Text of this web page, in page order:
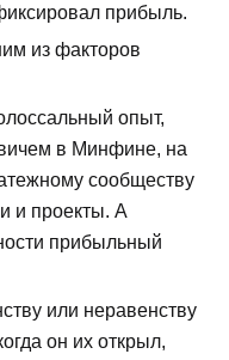
прибыль.
из факторов
опыт,
в Минфине, на
сообществу
и проекты. А
прибыльный
или неравенству
он их открыл,